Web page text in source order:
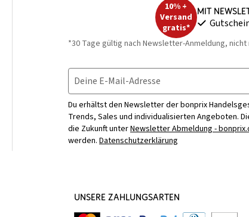
10% +
Versand
gratis*
Mit
*30 Tage gültig nach Newsletter-Anmeldung,
Deine E-Mail-Adresse
Du erhältst den Newsletter der bonprix
Trends, Sales und individualisierten Angeboten.
die Zukunft unterNewsletter Abmeldung -
werden. Datenschutzerklärung
UNSERE ZAHLUNGSARTEN